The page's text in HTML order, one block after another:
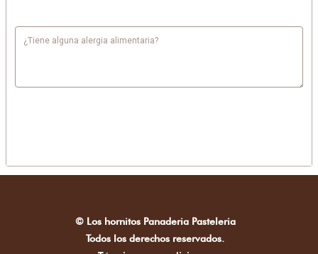
¿Tiene alguna alergia alimentaria?
© Los hornitos Panaderia Pasteleria
Todos los derechos reservados.